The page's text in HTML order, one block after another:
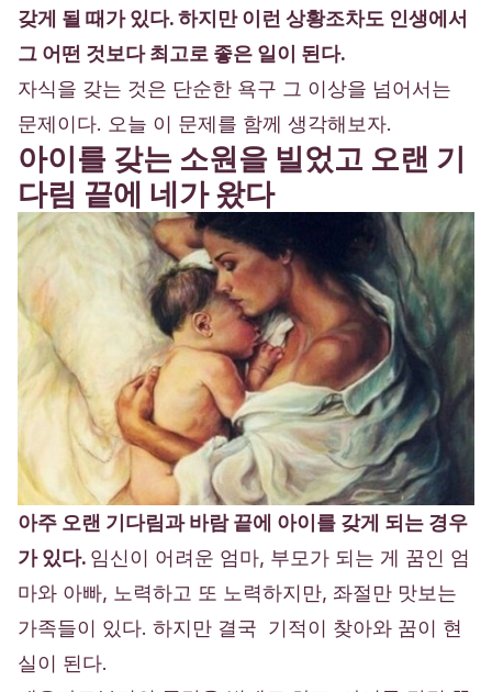
갖게 될 때가 있다. 하지만 이런 상황조차도 인생에서
그 어떤 것보다 최고로 좋은 일이 된다.
자식을 갖는 것은 단순한 욕구 그 이상을 넘어서는
문제이다. 오늘 이 문제를 함께 생각해보자.
아이를 갖는 소원을 빌었고 오랜 기
다림 끝에 네가 왔다
아주 오랜 기다림과 바람 끝에 아이를 갖게 되는 경우
가 있다. 임신이 어려운 엄마, 부모가 되는 게 꿈인 엄
마와 아빠, 노력하고 또 노력하지만, 좌절만 맛보는
가족들이 있다. 하지만 결국 기적이 찾아와 꿈이 현
실이 된다.